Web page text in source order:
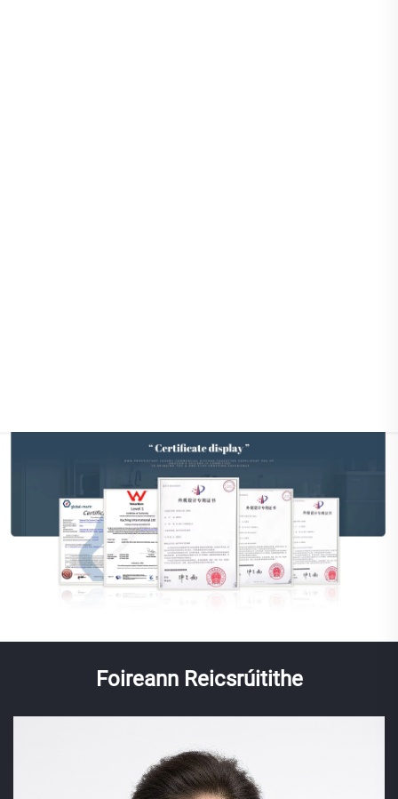
Foireann Reicsrúitithe